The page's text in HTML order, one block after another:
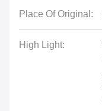
Place Of Original:
High Light: